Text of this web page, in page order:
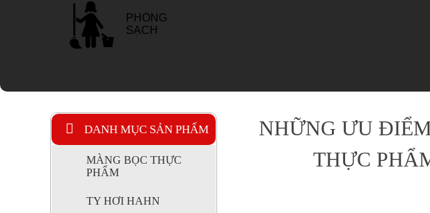
PHÒNG
SẠCH
KEO KỸ
THUẬT
DANH MỤC SẢN PHẨM
MÀNG BỌC THỰC
PHẨM
TY HƠI HAHN
NHỮNG ƯU
THỰC